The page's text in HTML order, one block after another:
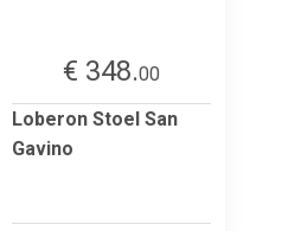
€ 348.00
Loberon Stoel San
Gavino